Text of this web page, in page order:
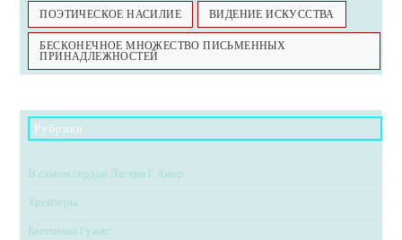
ПОЭТИЧЕСКОЕ НАСИЛИЕ ВИДЕНИЕ ИСКУССТВА
БЕСКОНЕЧНОЕ МНОЖЕСТВО ПИСЬМЕННЫХ
ПРИНАДЛЕЖНОСТЕЙ
Рубрики
В самом сердце Лагеря l' Амор
Трейлеры
Бастионы l'ужас